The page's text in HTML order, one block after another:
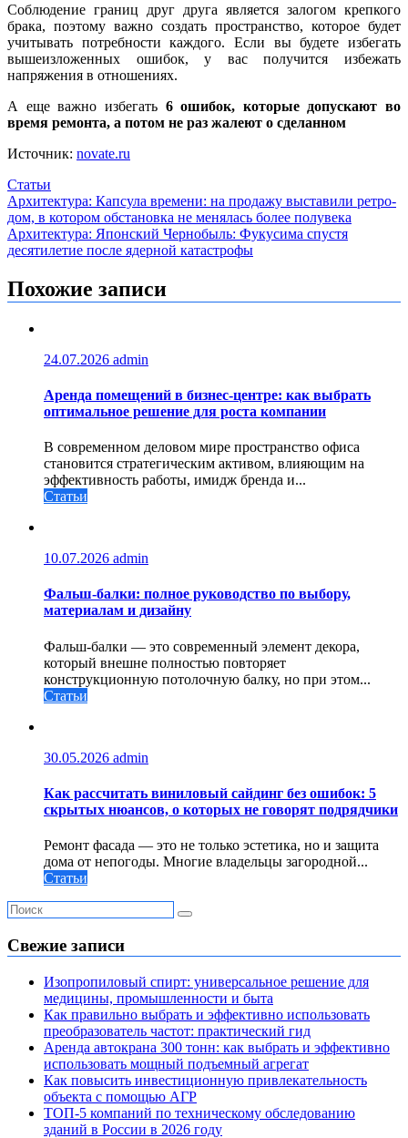
Соблюдение границ друг друга является залогом крепкого
брака, поэтому важно создать пространство, которое будет
учитывать потребности каждого. Если вы будете избегать
вышеизложенных ошибок, у вас получится избежать
напряжения в отношениях.
А еще важно избегать 6 ошибок, которые допускают во
время ремонта, а потом не раз жалеют о сделанном
Источник: novate.ru
Статьи
Навигация
по
записям
Архитектура: Капсула времени: на продажу выставили ретро-
дом, в котором обстановка не менялась более полувека
Архитектура: Японский Чернобыль: Фукусима спустя
десятилетие после ядерной катастрофы
Похожие записи
24.07.2026 admin
Аренда помещений в бизнес‑центре: как выбрать
оптимальное решение для роста компании
В современном деловом мире пространство офиса
становится стратегическим активом, влияющим на
эффективность работы, имидж бренда и...
Статьи
10.07.2026 admin
Фальш-балки: полное руководство по выбору,
материалам и дизайну
Фальш-балки — это современный элемент декора,
который внешне полностью повторяет
конструкционную потолочную балку, но при этом...
Статьи
30.05.2026 admin
Как рассчитать виниловый сайдинг без ошибок: 5
скрытых нюансов, о которых не говорят подрядчики
Ремонт фасада — это не только эстетика, но и защита
дома от непогоды. Многие владельцы загородной...
Статьи
Свежие записи
Изопропиловый спирт: универсальное решение для
медицины, промышленности и быта
Как правильно выбрать и эффективно использовать
преобразователь частот: практический гид
Аренда автокрана 300 тонн: как выбрать и эффективно
использовать мощный подъемный агрегат
Как повысить инвестиционную привлекательность
объекта с помощью АГР
ТОП-5 компаний по техническому обследованию
зданий в России в 2026 году